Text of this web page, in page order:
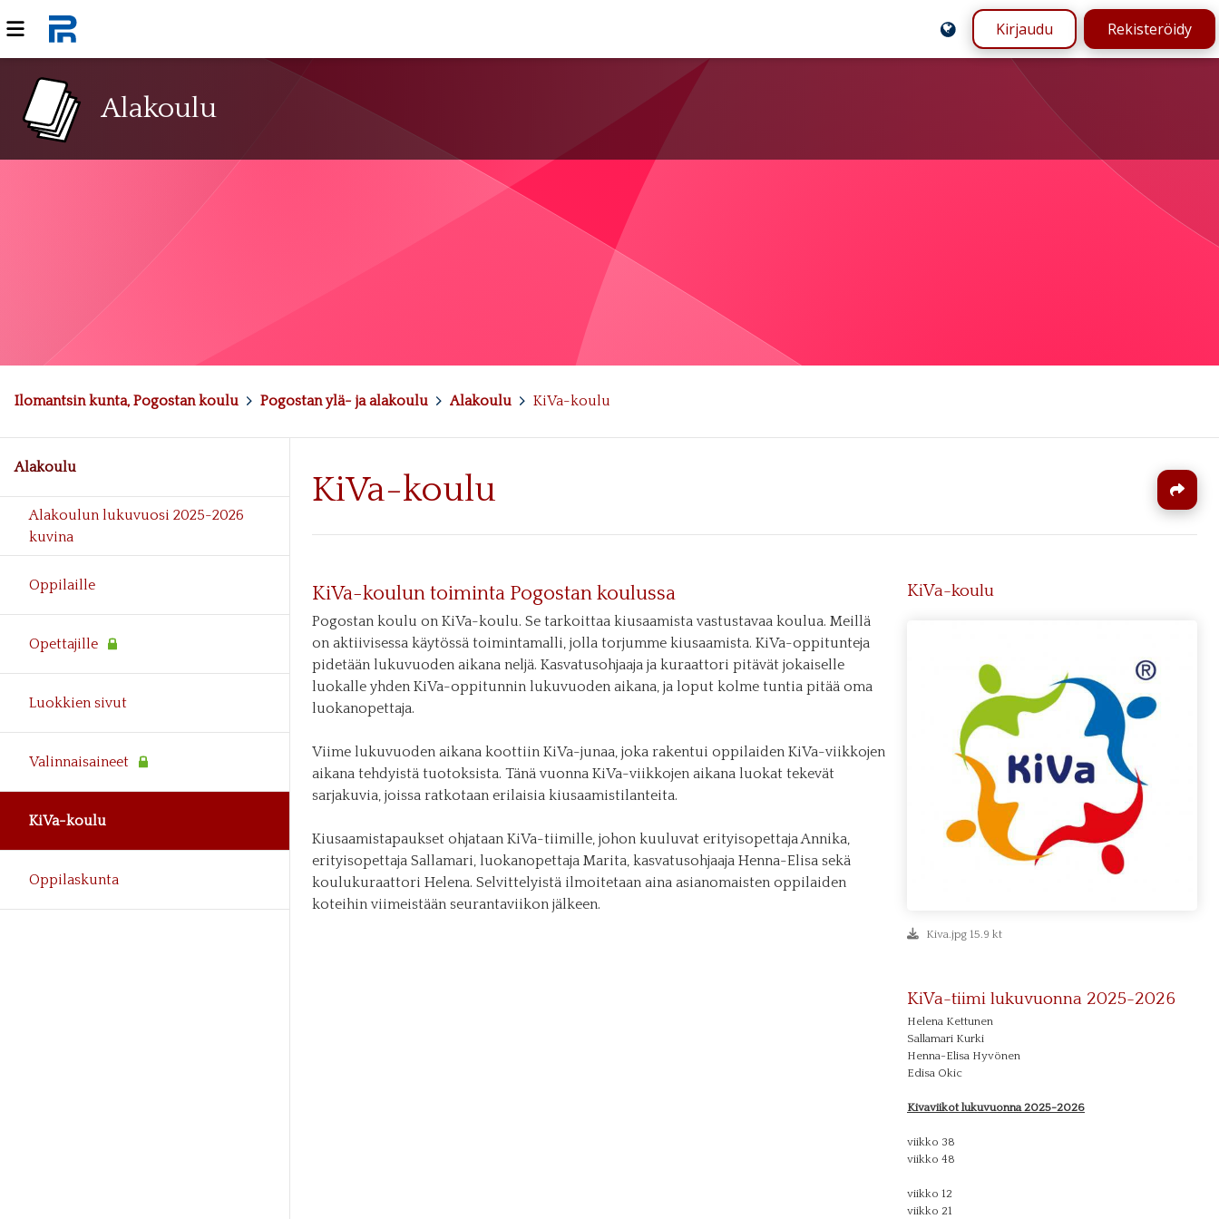
Kirjaudu Rekisteröidy
Alakoulu
Ilomantsin kunta, Pogostan koulu Pogostan ylä- ja alakoulu Alakoulu KiVa-koulu
KiVa-koulu
KiVa-koulun toiminta Pogostan koulussa
Pogostan koulu on KiVa-koulu. Se tarkoittaa kiusaamista vastustavaa koulua. Meillä
on aktiivisessa käytössä toimintamalli, jolla torjumme kiusaamista. KiVa-oppitunteja
pidetään lukuvuoden aikana neljä. Kasvatusohjaaja ja kuraattori pitävät jokaiselle
luokalle yhden KiVa-oppitunnin lukuvuoden aikana, ja loput kolme tuntia pitää oma
luokanopettaja.
Viime lukuvuoden aikana koottiin KiVa-junaa, joka rakentui oppilaiden KiVa-viikkojen
aikana tehdyistä tuotoksista. Tänä vuonna KiVa-viikkojen aikana luokat tekevät
sarjakuvia, joissa ratkotaan erilaisia kiusaamistilanteita.
Kiusaamistapaukset ohjataan KiVa-tiimille, johon kuuluvat erityisopettaja Annika,
erityisopettaja Sallamari, luokanopettaja Marita, kasvatusohjaaja Henna-Elisa sekä
koulukuraattori Helena. Selvittelyistä ilmoitetaan aina asianomaisten oppilaiden
koteihin viimeistään seurantaviikon jälkeen.
KiVa-koulu
Kiva.jpg 15.9 kt
KiVa-tiimi lukuvuonna 2025-2026
Helena Kettunen
Sallamari Kurki
Henna-Elisa Hyvönen
Edisa Okic
Kivaviikot lukuvuonna 2025-2026
viikko 38
viikko 48
viikko 12
viikko 21
Alakoulu
Alakoulun lukuvuosi 2025-2026
kuvina
Oppilaille
Opettajille
Luokkien sivut
Valinnaisaineet
KiVa-koulu
Oppilaskunta